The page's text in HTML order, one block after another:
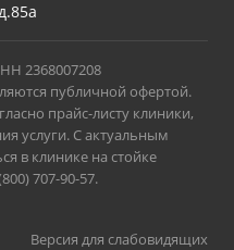
2368007208
публичной офертой.
прайс-листу клиники,
услуги. С актуальным
в клинике на стойке
707-90-57.
Версия для слабовидящих